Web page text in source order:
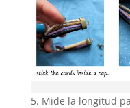
5. Mide la longitud